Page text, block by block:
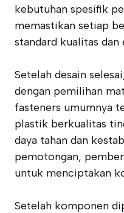
kebutuhan spesifik
memastikan setiap
standard kualitas dan
Setelah desain
dengan pemilihan
fasteners umumnya
plastik berkualitas
daya tahan dan
pemotongan,
untuk menciptakan
Setelah komponen